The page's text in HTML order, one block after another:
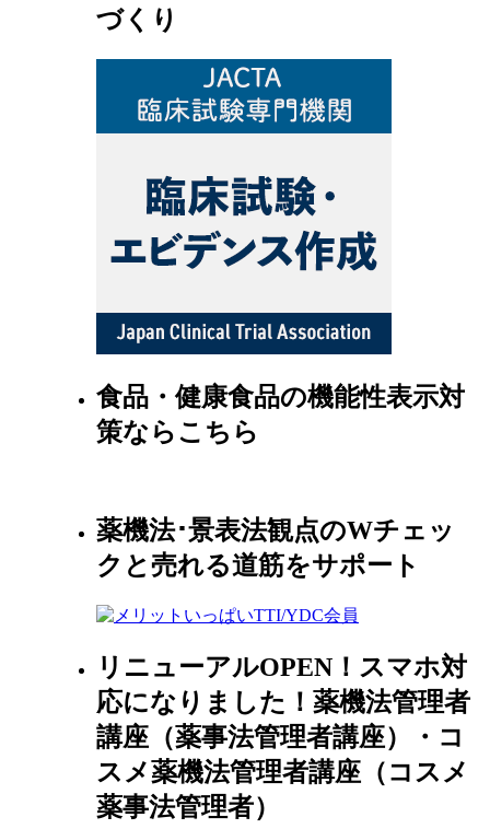
づくり
食品・健康食品の機能性表示対
策ならこちら
薬機法･景表法観点のWチェッ
クと売れる道筋をサポート
リニューアルOPEN！スマホ対
応になりました！薬機法管理者
講座（薬事法管理者講座）・コ
スメ薬機法管理者講座（コスメ
薬事法管理者）